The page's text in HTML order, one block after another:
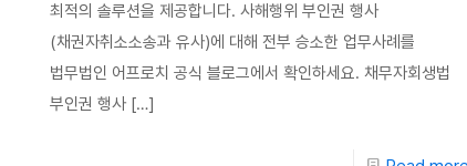
최적의 솔루션을 제공합니다. 사해행위 부인권 행사
(채권자취소소송과 유사)에 대해 전부 승소한 업무사례를
법무법인 어프로치 공식 블로그에서 확인하세요. 채무자회생법
부인권 행사 […]